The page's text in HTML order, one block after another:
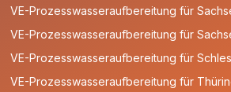
VE-Prozesswasseraufbereitung für
VE-Prozesswasseraufbereitung für
VE-Prozesswasseraufbereitung für
VE-Prozesswasseraufbereitung für